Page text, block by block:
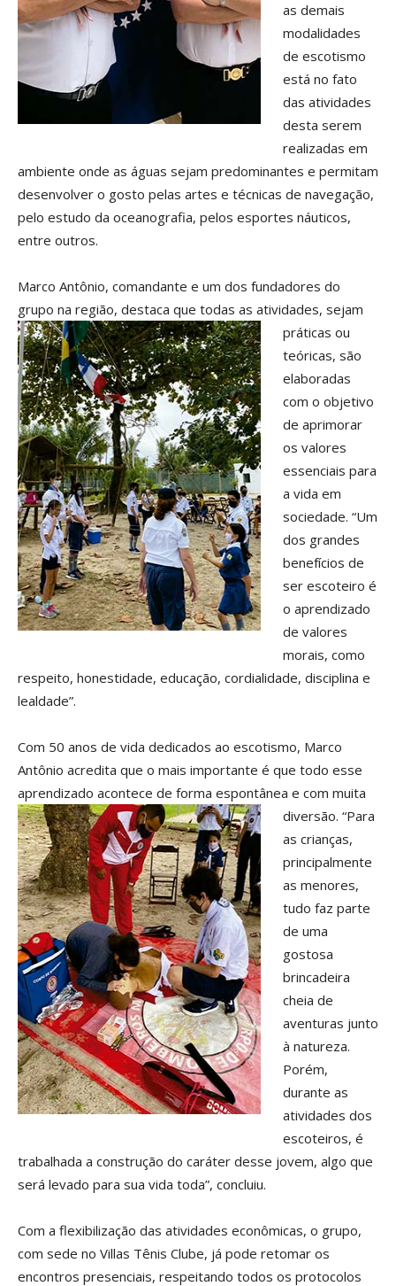
as demais
modalidades
de escotismo
está no fato
das atividades
desta serem
realizadas em
ambiente onde as águas sejam predominantes e permitam
desenvolver o gosto pelas artes e técnicas de navegação,
pelo estudo da oceanografia, pelos esportes náuticos,
entre outros.
Marco Antônio, comandante e um dos fundadores do
grupo na região, destaca que todas as atividades, sejam
práticas ou
teóricas, são
elaboradas
com o objetivo
de aprimorar
os valores
essenciais para
a vida em
sociedade. “Um
dos grandes
benefícios de
ser escoteiro é
o aprendizado
de valores
morais, como
respeito, honestidade, educação, cordialidade, disciplina e
lealdade”.
Com 50 anos de vida dedicados ao escotismo, Marco
Antônio acredita que o mais importante é que todo esse
aprendizado acontece de forma espontânea e com muita
diversão. “Para
as crianças,
principalmente
as menores,
tudo faz parte
de uma
gostosa
brincadeira
cheia de
aventuras junto
à natureza.
Porém,
durante as
atividades dos
escoteiros, é
trabalhada a construção do caráter desse jovem, algo que
será levado para sua vida toda”, concluiu.
Com a flexibilização das atividades econômicas, o grupo,
com sede no Villas Tênis Clube, já pode retomar os
encontros presenciais, respeitando todos os protocolos